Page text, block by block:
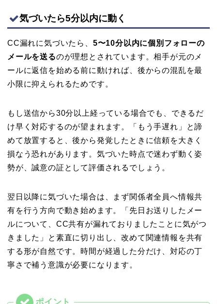
気づいたら5分以内に動く
CC漏れに気づいたら、 5〜10分以内に個別フォローの
メールを送るのが理想とされています。相手が元のメ
ールに返信を始める前に動ければ、後からの混乱を最
小限に抑えられるためです。
もし送信から30分以上経っている場合でも、できるだ
け早く対応するのが望まれます。「もう手遅れ」と諦
めて放置すると、後から発覚したときに信頼を大きく
損なう恐れがあります。気づいた時点で迷わず動く姿
勢が、誠意の証として評価されるでしょう。
翌日以降に気づいた場合は、まず関係者全員へ情報共
有を行う方向で動き始めます。「先日お送りしたメー
ルについて、CC共有が漏れておりましたことに気がつ
きました」と素直に切り出し、改めて関連情報を共有
する形が自然です。時間が経過した分だけ、対応の丁
寧さで補う意識が必要になります。